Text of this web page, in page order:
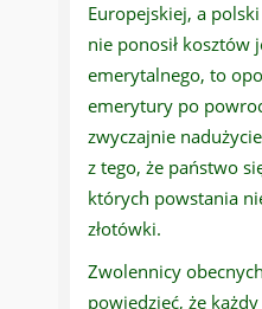
Europejskiej, a
nie ponosił kosztów
emerytalnego, to
emerytury po
zwyczajnie
z tego, że państwo
których powstania
złotówki.
Zwolennicy
powiedzieć, że